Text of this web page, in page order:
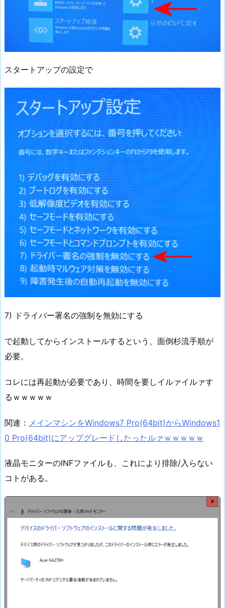
スタートアップの設定で
7) ドライバー署名の強制を無効にする
で起動してからインストールするという、面倒杉流手順が
必要。
コレには再起動が必要であり、時間を要しイルァイルァす
るｗｗｗｗｗ
関連： メインマシンをWindows7 Pro(64bit)からWindows1
0 Pro(64bit)にアップグレードしたったルァｗｗｗｗｗ
液晶モニターのINFファイルも、これにより排除/入らない
コトがある。